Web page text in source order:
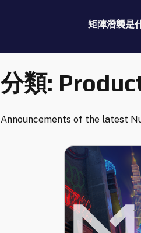
矩陣潛襲是
分類:
Announcements of the latest